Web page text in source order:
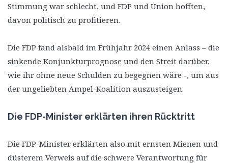
Stimmung war schlecht, und FDP und Union hofften,
davon politisch zu profitieren.
Die FDP fand alsbald im Frühjahr 2024 einen Anlass – die
sinkende Konjunkturprognose und den Streit darüber,
wie ihr ohne neue Schulden zu begegnen wäre -, um aus
der ungeliebten Ampel-Koalition auszusteigen.
Die FDP-Minister erklärten ihren Rücktritt
Die FDP-Minister erklärten also mit ernsten Mienen und
düsterem Verweis auf die schwere Verantwortung für